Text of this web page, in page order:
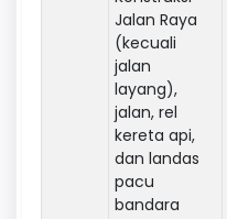
Jalan Raya
(kecuali
jalan
layang),
jalan, rel
kereta api,
dan landas
pacu
bandara